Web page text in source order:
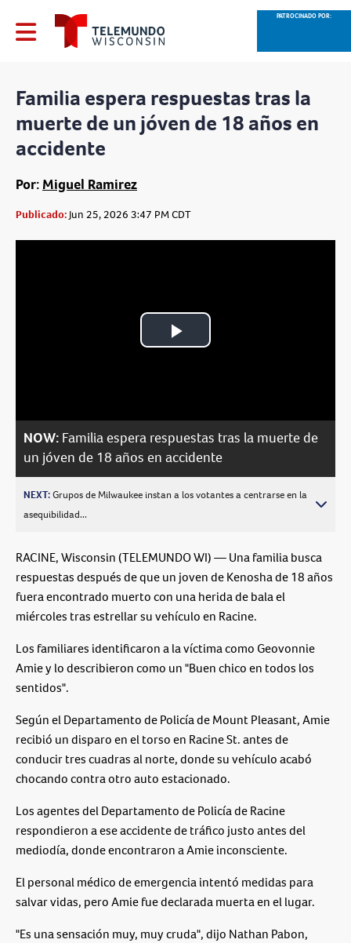
PATROCINADO POR:
Familia espera respuestas tras la
muerte de un jóven de 18 años en
accidente
Por: Miguel Ramirez
Publicado:Jun 25, 2026 3:47 PM CDT
Play
NOW: Familia espera respuestas tras la muerte de
un jóven de 18 años en accidente
NEXT:Grupos de Milwaukee instan a los votantes a centrarse en la
asequibilidad...
RACINE, Wisconsin (TELEMUNDO WI) — Una familia busca
respuestas después de que un joven de Kenosha de 18 años
fuera encontrado muerto con una herida de bala el
miércoles tras estrellar su vehículo en Racine.
Los familiares identificaron a la víctima como Geovonnie
Amie y lo describieron como un "Buen chico en todos los
sentidos".
Según el Departamento de Policía de Mount Pleasant, Amie
recibió un disparo en el torso en Racine St. antes de
conducir tres cuadras al norte, donde su vehículo acabó
chocando contra otro auto estacionado.
Los agentes del Departamento de Policía de Racine
respondieron a ese accidente de tráfico justo antes del
mediodía, donde encontraron a Amie inconsciente.
El personal médico de emergencia intentó medidas para
salvar vidas, pero Amie fue declarada muerta en el lugar.
"Es una sensación muy, muy cruda", dijo Nathan Pabon,